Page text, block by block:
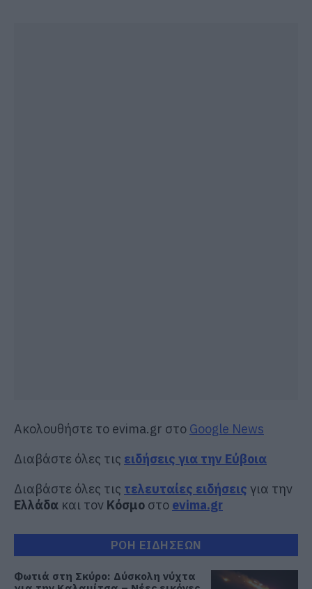
Ακολουθήστε το evima.gr στο Google News
Διαβάστε όλες τις ειδήσεις για την Εύβοια
Διαβάστε όλες τις τελευταίες ειδήσεις για την
Ελλάδα και τον Κόσμο στο evima.gr
ΡΟΗ ΕΙΔΗΣΕΩΝ
Φωτιά στη Σκύρο: Δύσκολη νύχτα